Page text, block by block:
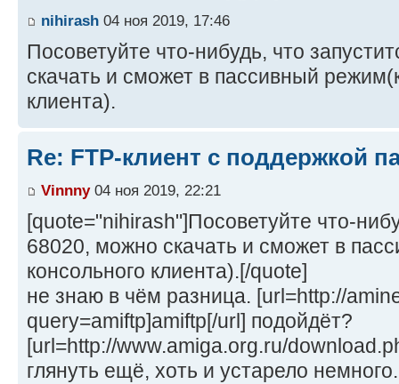
nihirash 04 ноя 2019, 17:46
Посоветуйте что-нибудь, что
скачать и сможет в пассивный
клиента).
Re: FTP-клиент с поддержкой
Vinnny04 ноя 2019, 22:21
[quote="nihirash"]Посоветуйте что-
68020, можно скачать и сможет в
консольного клиента).[/quote]
не знаю в чём разница. [url=http://
query=amiftp]amiftp[/url] подойдёт?
[url=http://www.amiga.org.ru/
глянуть ещё, хоть и устарело немного.